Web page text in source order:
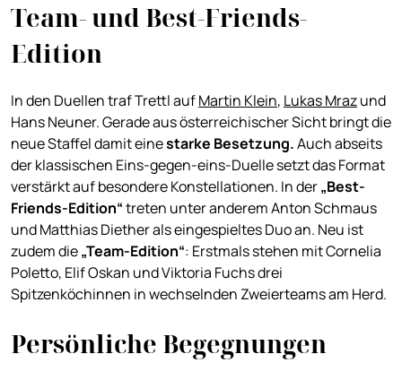
Team- und Best-Friends-
Edition
In den Duellen traf Trettl aufMartin Klein, Lukas Mrazund
Hans Neuner. Gerade aus österreichischer Sicht bringt die
neue Staffel damit einestarke Besetzung.Auch abseits
der klassischen Eins-gegen-eins-Duelle setzt das Format
verstärkt auf besondere Konstellationen. In der„Best-
Friends-Edition“treten unter anderem Anton Schmaus
und Matthias Diether als eingespieltes Duo an. Neu ist
zudem die„Team-Edition“: Erstmals stehen mit Cornelia
Poletto, Elif Oskan und Viktoria Fuchs drei
Spitzenköchinnen in wechselnden Zweierteams am Herd.
Persönliche Begegnungen